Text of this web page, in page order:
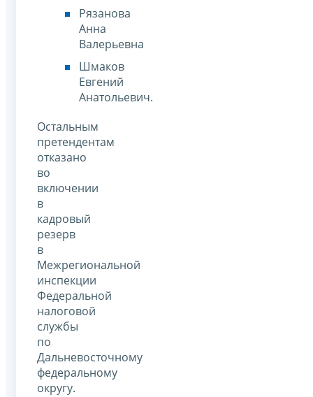
Рязанова
Анна
Валерьевна
Шмаков
Евгений
Анатольевич.
Остальным
претендентам
отказано
во
включении
в
кадровый
резерв
в
Межрегиональной
инспекции
Федеральной
налоговой
службы
по
Дальневосточному
федеральному
округу.